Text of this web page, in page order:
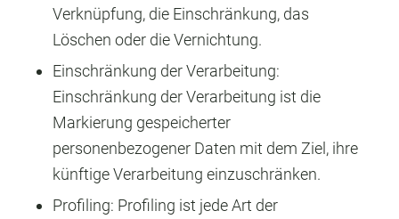
Verknüpfung, die Einschränkung, das
Löschen oder die Vernichtung.
Einschränkung der Verarbeitung:
Einschränkung der Verarbeitung ist die
Markierung gespeicherter
personenbezogener Daten mit dem Ziel, ihre
künftige Verarbeitung einzuschränken.
Profiling: Profiling ist jede Art der